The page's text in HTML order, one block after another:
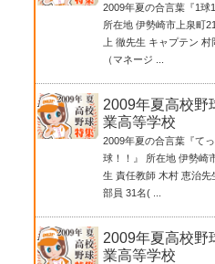
2009年夏の合言葉『1球
所在地 伊勢崎市上泉町
上 徹先生 キャプテン
（マネージ ...
2009年夏高校野
業高等学校
2009年夏の合言葉『て
球！！』 所在地 伊勢崎
生 責任教師 木村 恵治
部員 31名( ...
2009年夏高校野
業高等学校